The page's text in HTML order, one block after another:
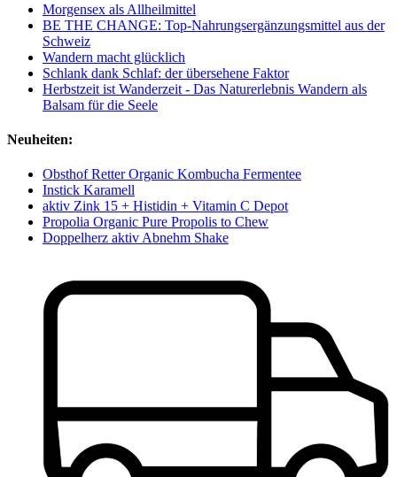
Morgensex als Allheilmittel
BE THE CHANGE: Top-Nahrungsergänzungsmittel aus der
Schweiz
Wandern macht glücklich
Schlank dank Schlaf: der übersehene Faktor
Herbstzeit ist Wanderzeit - Das Naturerlebnis Wandern als
Balsam für die Seele
Neuheiten:
Obsthof Retter Organic Kombucha Fermentee
Instick Karamell
aktiv Zink 15 + Histidin + Vitamin C Depot
Propolia Organic Pure Propolis to Chew
Doppelherz aktiv Abnehm Shake